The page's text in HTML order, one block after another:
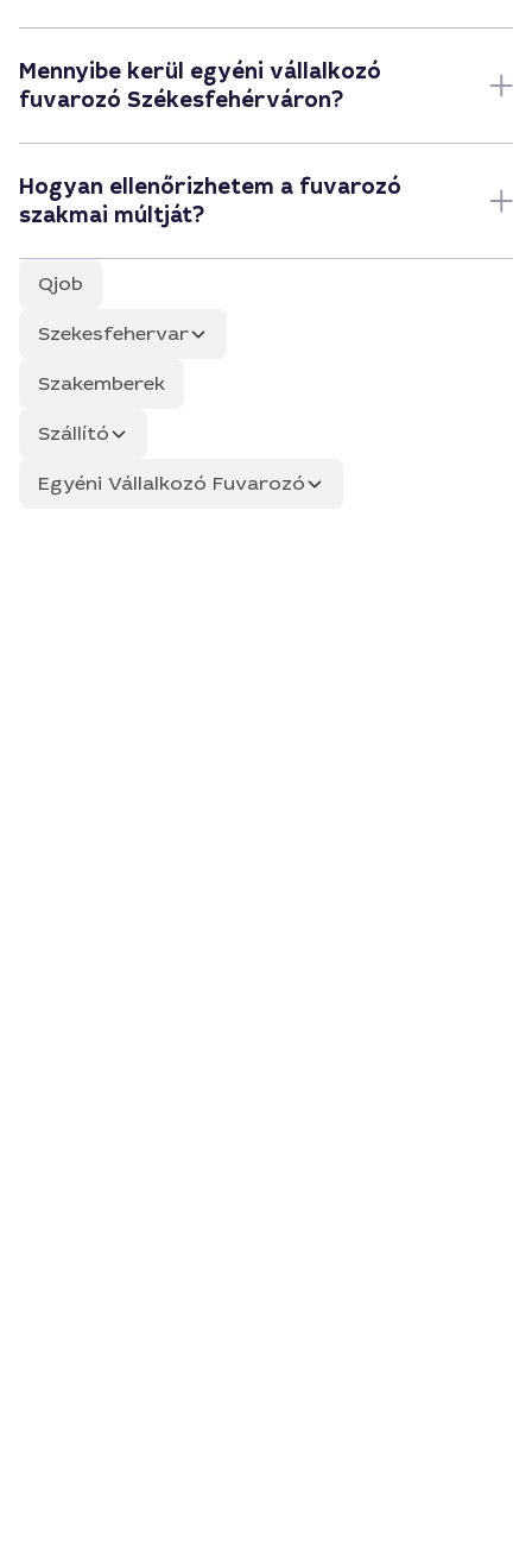
Mennyibe kerül egyéni vállalkozó
fuvarozó Székesfehérváron?
Hogyan ellenőrizhetem a fuvarozó
szakmai múltját?
Qjob
Szekesfehervar
Szakemberek
Szállító
Egyéni Vállalkozó Fuvarozó